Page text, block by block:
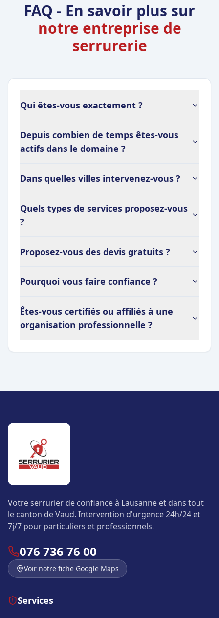
FAQ - En savoir plus sur
notre entreprise de
serrurerie
Qui êtes-vous exactement ?
Depuis combien de temps êtes-vous
actifs dans le domaine ?
Dans quelles villes intervenez-vous ?
Quels types de services proposez-vous
?
Proposez-vous des devis gratuits ?
Pourquoi vous faire confiance ?
Êtes-vous certifiés ou affiliés à une
organisation professionnelle ?
Votre serrurier de confiance à Lausanne et dans tout
le canton de Vaud. Intervention d'urgence 24h/24 et
7j/7 pour particuliers et professionnels.
076 736 76 00
Voir notre fiche Google Maps
Services